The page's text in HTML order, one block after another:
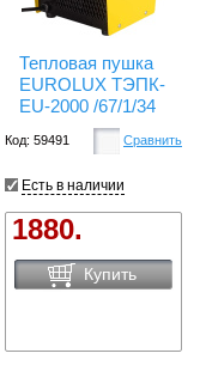
Тепловая пушка
EUROLUX ТЭПК-
EU-2000 /67/1/34
Код: 59491 Сравнить
Есть в наличии
1880.
Купить